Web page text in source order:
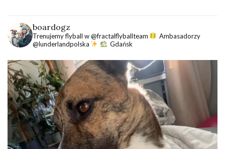
boardogz
Trenujemy flyball w @fractalflyballteam
Ambasadorzy
@lunderlandpolska
Gdańsk